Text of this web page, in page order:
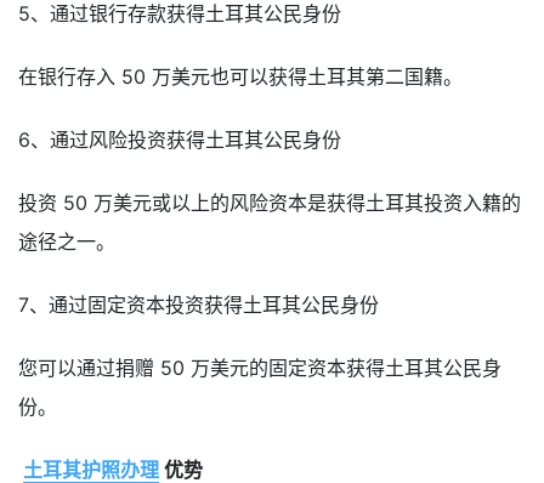
5、通过银行存款获得土耳其公民身份
在银行存入 50 万美元也可以获得土耳其第二国籍。
6、通过风险投资获得土耳其公民身份
投资 50 万美元或以上的风险资本是获得土耳其投资入籍的
途径之一。
7、通过固定资本投资获得土耳其公民身份
您可以通过捐赠 50 万美元的固定资本获得土耳其公民身
份。
土耳其护照办理 优势